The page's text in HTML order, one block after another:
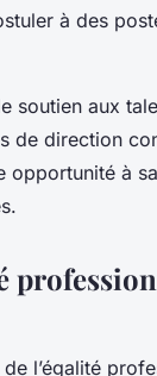
à des
soutien aux
de direction
opportunité à
l’égalité